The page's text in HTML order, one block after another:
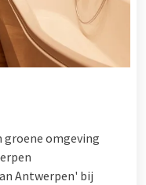
groene omgeving
Antwerpen' bij